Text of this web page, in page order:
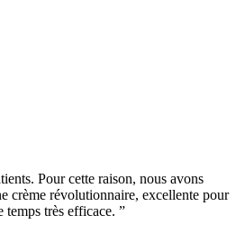
Pour cette raison, nous avons
crème révolutionnaire, excellente pour
temps très efficace. ”